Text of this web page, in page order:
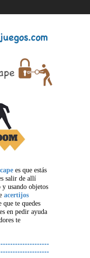
es que estás
salir de allí
usando objetos
acertijos
que te quedes
en pedir ayuda
te